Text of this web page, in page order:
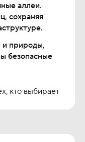
аллеи.
сохраняя
и природы,
безопасные